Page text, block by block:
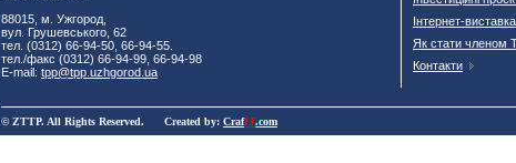
88015, м. Ужгород,
вул. Грушевського, 62
тел. (0312) 66-94-50, 66-94-55.
тел./факс (0312) 66-94-99, 66-94-98
E-mail: tpp@tpp.uzhgorod.ua
Інтернет-виставка
Як стати членом
Контакти
© ZTTP. All Rights Reserved. Created by: CrafIT.com